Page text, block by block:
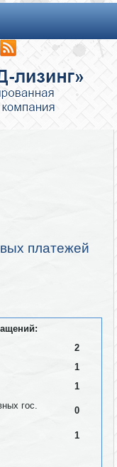
платежей
2
1
1
гос.
0
1